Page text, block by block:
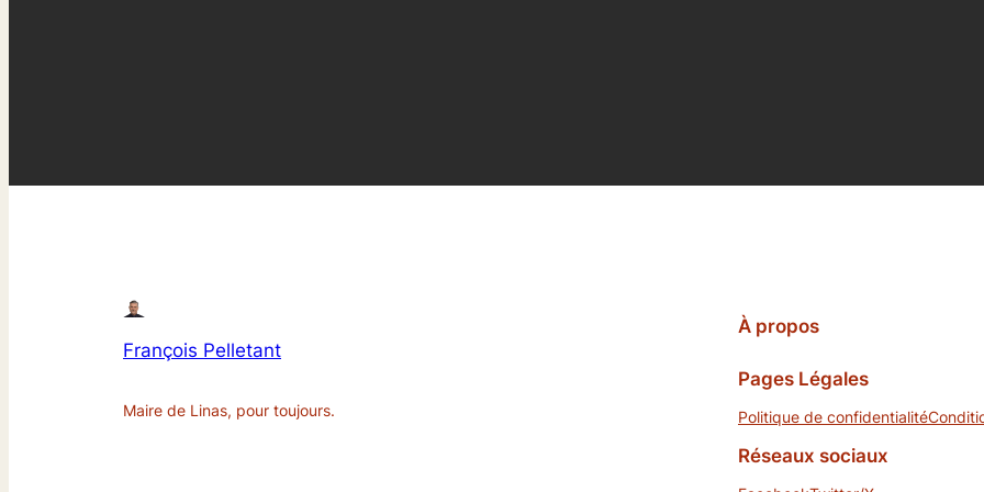
François Pelletant
Maire de Linas, pour toujours.
À propos
Pages Légales
Politique de confidentialité
Réseaux sociaux